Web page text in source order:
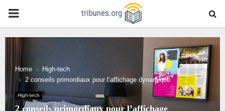
PRIMARY
MENU
Home
High-tech
2 conseils primordiaux pour l’affichage dynamique
High-tech
2 conseils primordiaux pour l’affichage